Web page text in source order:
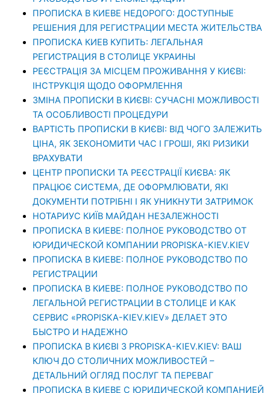
ПРОПИСКА В КИЕВЕ НЕДОРОГО: ДОСТУПНЫЕ
РЕШЕНИЯ ДЛЯ РЕГИСТРАЦИИ МЕСТА ЖИТЕЛЬСТВА
ПРОПИСКА КИЕВ КУПИТЬ: ЛЕГАЛЬНАЯ
РЕГИСТРАЦИЯ В СТОЛИЦЕ УКРАИНЫ
РЕЄСТРАЦІЯ ЗА МІСЦЕМ ПРОЖИВАННЯ У КИЄВІ:
ІНСТРУКЦІЯ ЩОДО ОФОРМЛЕННЯ
ЗМІНА ПРОПИСКИ В КИЄВІ: СУЧАСНІ МОЖЛИВОСТІ
ТА ОСОБЛИВОСТІ ПРОЦЕДУРИ
ВАРТІСТЬ ПРОПИСКИ В КИЄВІ: ВІД ЧОГО ЗАЛЕЖИТЬ
ЦІНА, ЯК ЗЕКОНОМИТИ ЧАС І ГРОШІ, ЯКІ РИЗИКИ
ВРАХУВАТИ
ЦЕНТР ПРОПИСКИ ТА РЕЄСТРАЦІЇ КИЄВА: ЯК
ПРАЦЮЄ СИСТЕМА, ДЕ ОФОРМЛЮВАТИ, ЯКІ
ДОКУМЕНТИ ПОТРІБНІ І ЯК УНИКНУТИ ЗАТРИМОК
НОТАРИУС КИЇВ МАЙДАН НЕЗАЛЕЖНОСТІ
ПРОПИСКА В КИЕВЕ: ПОЛНОЕ РУКОВОДСТВО ОТ
ЮРИДИЧЕСКОЙ КОМПАНИИ PROPISKA-KIEV.KIEV
ПРОПИСКА В КИЕВЕ: ПОЛНОЕ РУКОВОДСТВО ПО
РЕГИСТРАЦИИ
ПРОПИСКА В КИЕВЕ: ПОЛНОЕ РУКОВОДСТВО ПО
ЛЕГАЛЬНОЙ РЕГИСТРАЦИИ В СТОЛИЦЕ И КАК
СЕРВИС «PROPISKA-KIEV.KIEV» ДЕЛАЕТ ЭТО
БЫСТРО И НАДЕЖНО
ПРОПИСКА В КИЄВІ З PROPISKA-KIEV.KIEV: ВАШ
КЛЮЧ ДО СТОЛИЧНИХ МОЖЛИВОСТЕЙ –
ДЕТАЛЬНИЙ ОГЛЯД ПОСЛУГ ТА ПЕРЕВАГ
ПРОПИСКА В КИЕВЕ С ЮРИДИЧЕСКОЙ КОМПАНИЕЙ